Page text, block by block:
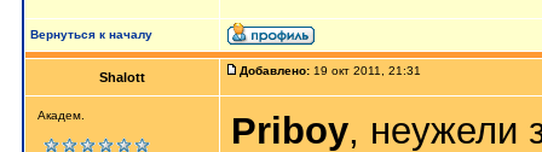
Вернуться к началу
Shalott Добавлено: 19 окт 2011, 21:31
Академ. Priboy, неужели